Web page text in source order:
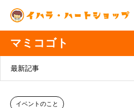
マミコゴト
最新記事
イベントのこと